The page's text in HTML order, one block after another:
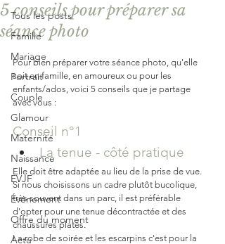
Tous les posts
Famille
Mariage
Portrait
Couple
Glamour
Maternité
Naissance
EVJF
Événement
Offre du moment
Actu
5 conseils pour préparer sa
séance photo
Pour bien préparer votre séance photo, qu'elle
soit en famille, en amoureux ou pour les
enfants/ados, voici 5 conseils que je partage
avec vous :
Conseil n°1
La tenue - côté pratique
Elle doit être adaptée au lieu de la prise de vue.
Si nous choisissons un cadre plutôt bucolique,
très souvent dans un parc, il est préférable
d'opter pour une tenue décontractée et des
chaussures plates.
La robe de soirée et les escarpins c'est pour la